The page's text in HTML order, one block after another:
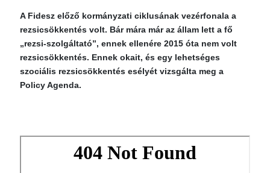
A Fidesz előző kormányzati ciklusának vezérfonala a
rezsicsökkentés volt. Bár mára már az állam lett a fő
„rezsi-szolgáltató”, ennek ellenére 2015 óta nem volt
rezsicsökkentés. Ennek okait, és egy lehetséges
szociális rezsicsökkentés esélyét vizsgálta meg a
Policy Agenda.